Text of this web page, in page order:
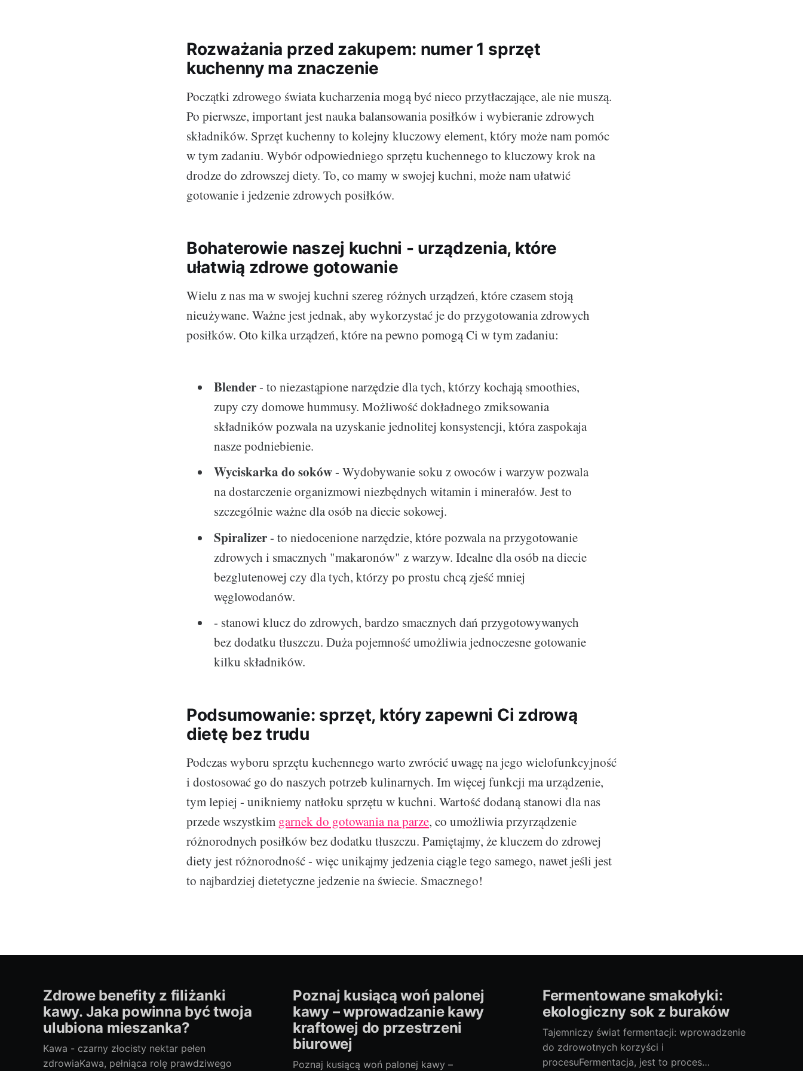
Rozważania przed zakupem: numer 1 sprzęt
kuchenny ma znaczenie
Początki zdrowego świata kucharzenia mogą być nieco przytłaczające, ale nie muszą.
Po pierwsze, important jest nauka balansowania posiłków i wybieranie zdrowych
składników. Sprzęt kuchenny to kolejny kluczowy element, który może nam pomóc
w tym zadaniu. Wybór odpowiedniego sprzętu kuchennego to kluczowy krok na
drodze do zdrowszej diety. To, co mamy w swojej kuchni, może nam ułatwić
gotowanie i jedzenie zdrowych posiłków.
Bohaterowie naszej kuchni - urządzenia, które
ułatwią zdrowe gotowanie
Wielu z nas ma w swojej kuchni szereg różnych urządzeń, które czasem stoją
nieużywane. Ważne jest jednak, aby wykorzystać je do przygotowania zdrowych
posiłków. Oto kilka urządzeń, które na pewno pomogą Ci w tym zadaniu:
Blender- to niezastąpione narzędzie dla tych, którzy kochają smoothies,
zupy czy domowe hummusy. Możliwość dokładnego zmiksowania
składników pozwala na uzyskanie jednolitej konsystencji, która zaspokaja
nasze podniebienie.
Wyciskarka do soków- Wydobywanie soku z owoców i warzyw pozwala
na dostarczenie organizmowi niezbędnych witamin i minerałów. Jest to
szczególnie ważne dla osób na diecie sokowej.
Spiralizer- to niedocenione narzędzie, które pozwala na przygotowanie
zdrowych i smacznych "makaronów" z warzyw. Idealne dla osób na diecie
bezglutenowej czy dla tych, którzy po prostu chcą zjeść mniej
węglowodanów.
- stanowi klucz do zdrowych, bardzo smacznych dań przygotowywanych
bez dodatku tłuszczu. Duża pojemność umożliwia jednoczesne gotowanie
kilku składników.
Podsumowanie: sprzęt, który zapewni Ci zdrową
dietę bez trudu
Podczas wyboru sprzętu kuchennego warto zwrócić uwagę na jego wielofunkcyjność
i dostosować go do naszych potrzeb kulinarnych. Im więcej funkcji ma urządzenie,
tym lepiej - unikniemy natłoku sprzętu w kuchni. Wartość dodaną stanowi dla nas
przede wszystkim garnek do gotowania na parze, co umożliwia przyrządzenie
różnorodnych posiłków bez dodatku tłuszczu. Pamiętajmy, że kluczem do zdrowej
diety jest różnorodność - więc unikajmy jedzenia ciągle tego samego, nawet jeśli jest
to najbardziej dietetyczne jedzenie na świecie. Smacznego!
Zdrowe benefity z filiżanki
kawy. Jaka powinna być twoja
ulubiona mieszanka?
Kawa - czarny złocisty nektar pełen
zdrowiaKawa, pełniąca rolę prawdziwego
Poznaj kusiącą woń palonej
kawy – wprowadzanie kawy
kraftowej do przestrzeni
biurowej
Poznaj kusiącą woń palonej kawy –
Fermentowane smakołyki:
ekologiczny sok z buraków
Tajemniczy świat fermentacji: wprowadzenie
do zdrowotnych korzyści i
procesuFermentacja, jest to proces